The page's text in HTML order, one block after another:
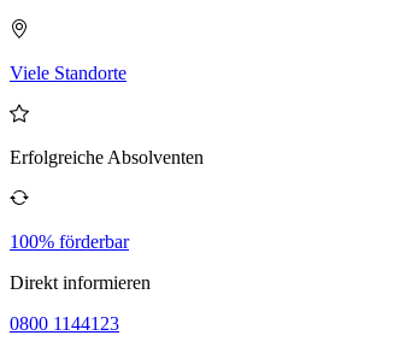
Viele Standorte
Erfolgreiche Absolventen
100% förderbar
Direkt informieren
0800 1144123